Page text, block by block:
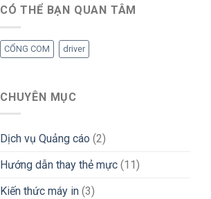
CÓ THỂ BẠN QUAN TÂM
CỔNG COM driver
CHUYÊN MỤC
Dịch vụ Quảng cáo (2)
Hướng dẫn thay thẻ mực (11)
Kiến thức máy in (3)